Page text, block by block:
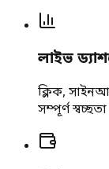
লাইভ
ক্লিক,
সম্পূর্ণ